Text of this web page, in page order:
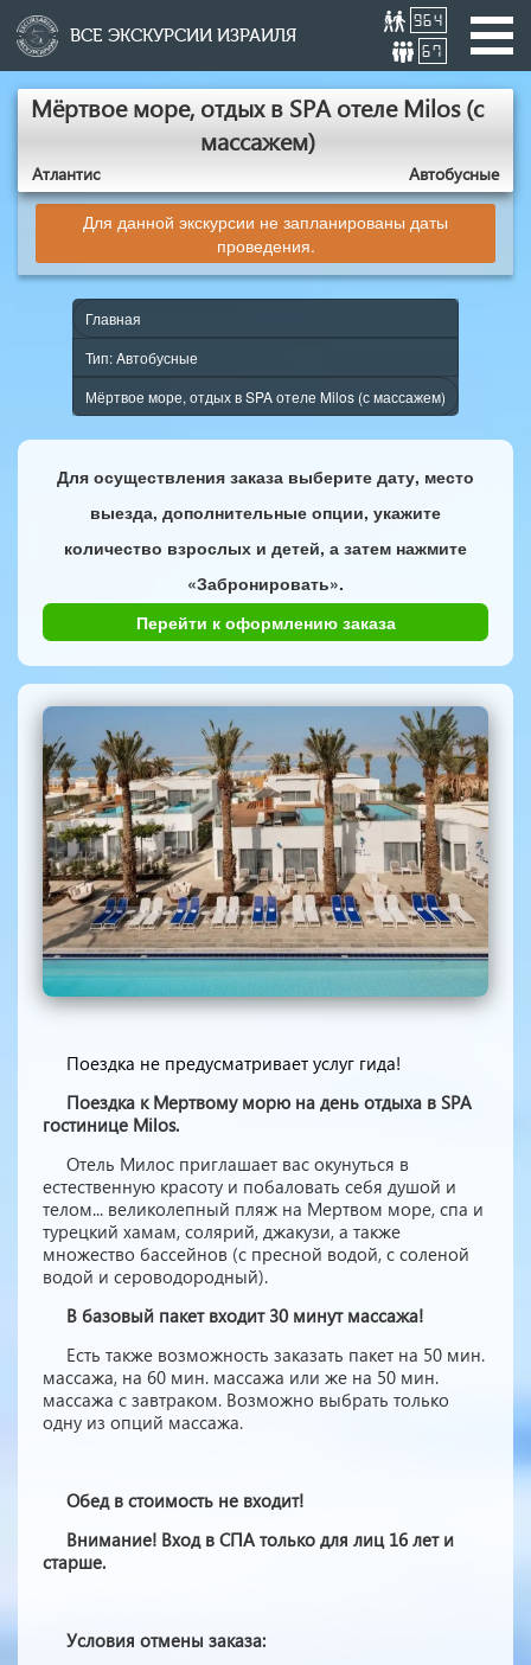
ВСЕ ЭКСКУРСИИ ИЗРАИЛЯ
964
67
Мёртвое море, отдых в SPA отеле Milos (с
массажем)
Атлантис Aвтобусные
Для данной экскурсии не запланированы даты
проведения.
Главная
Тип: Aвтобусные
Мёртвое море, отдых в SPA отеле Milos (с массажем)
Для осуществления заказа выберите дату, место
выезда, дополнительные опции, укажите
количество взрослых и детей, а затем нажмите
«Забронировать».
Перейти к оформлению заказа
Поездка не предусматривает услуг гида!
Поездка к Мертвому морю на день отдыха в SPA
гостинице Milos.
Отель Милос приглашает вас окунуться в
естественную красоту и побаловать себя душой и
телом... великолепный пляж на Мертвом море, спа и
турецкий хамам, солярий, джакузи, а также
множество бассейнов (с пресной водой, с соленой
водой и сероводородный).
В базовый пакет входит 30 минут массажа!
Есть также возможность заказать пакет на 50 мин.
массажа, на 60 мин. массажа или же на 50 мин.
массажа с завтраком. Возможно выбрать только
одну из опций массажа.
Обед в стоимость не входит!
Внимание! Вход в СПА только для лиц 16 лет и
старше.
Условия отмены заказа: